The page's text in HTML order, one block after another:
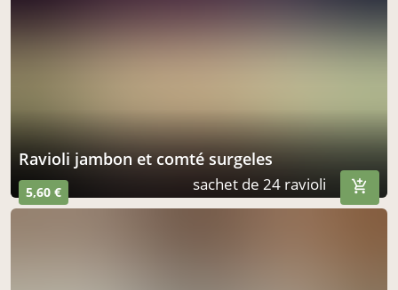
ravioli jambon et comté surgeles
5,60 € sachet de 24 ravioli